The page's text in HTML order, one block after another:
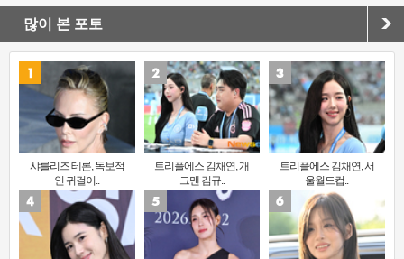
많이 본 포토
샤를리즈 테론, 독보적
인 귀걸이..
트리플에스 김채연, 개
그맨 김규..
트리플에스 김채연, 서
울월드컵..